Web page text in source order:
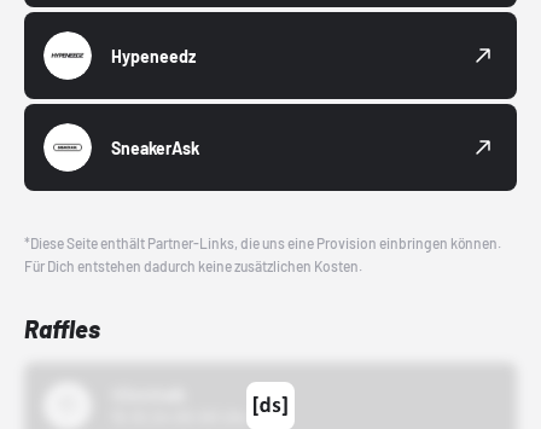
Hypeneedz
SneakerAsk
*Diese Seite enthält Partner-Links, die uns eine Provision einbringen können.
Für Dich entstehen dadurch keine zusätzlichen Kosten.
Raffles